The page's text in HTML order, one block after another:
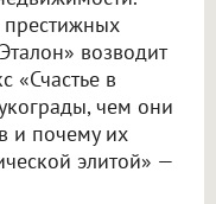
возводит
«Счастье в
чем они
и почему их
элитой» —